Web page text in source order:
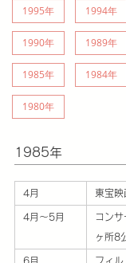
1995年 1994年
1990年 1989年
1985年 1984年
1980年
1985年
4月 東宝映
4月～5月 コン
ヶ所8
6月 フィル